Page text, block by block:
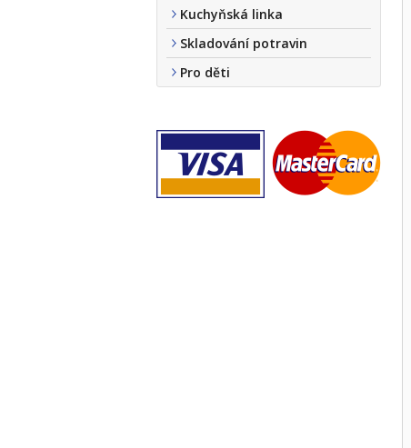
Kuchyňská linka
Skladování potravin
Pro děti